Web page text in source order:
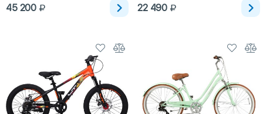
45 200 22 490